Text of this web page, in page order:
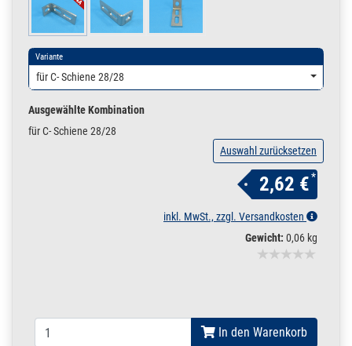
Variante
für C- Schiene 28/28
Ausgewählte Kombination
für C- Schiene 28/28
Auswahl zurücksetzen
2,62 €*
inkl. MwSt., zzgl. Versandkosten
Gewicht: 0,06 kg
In den Warenkorb